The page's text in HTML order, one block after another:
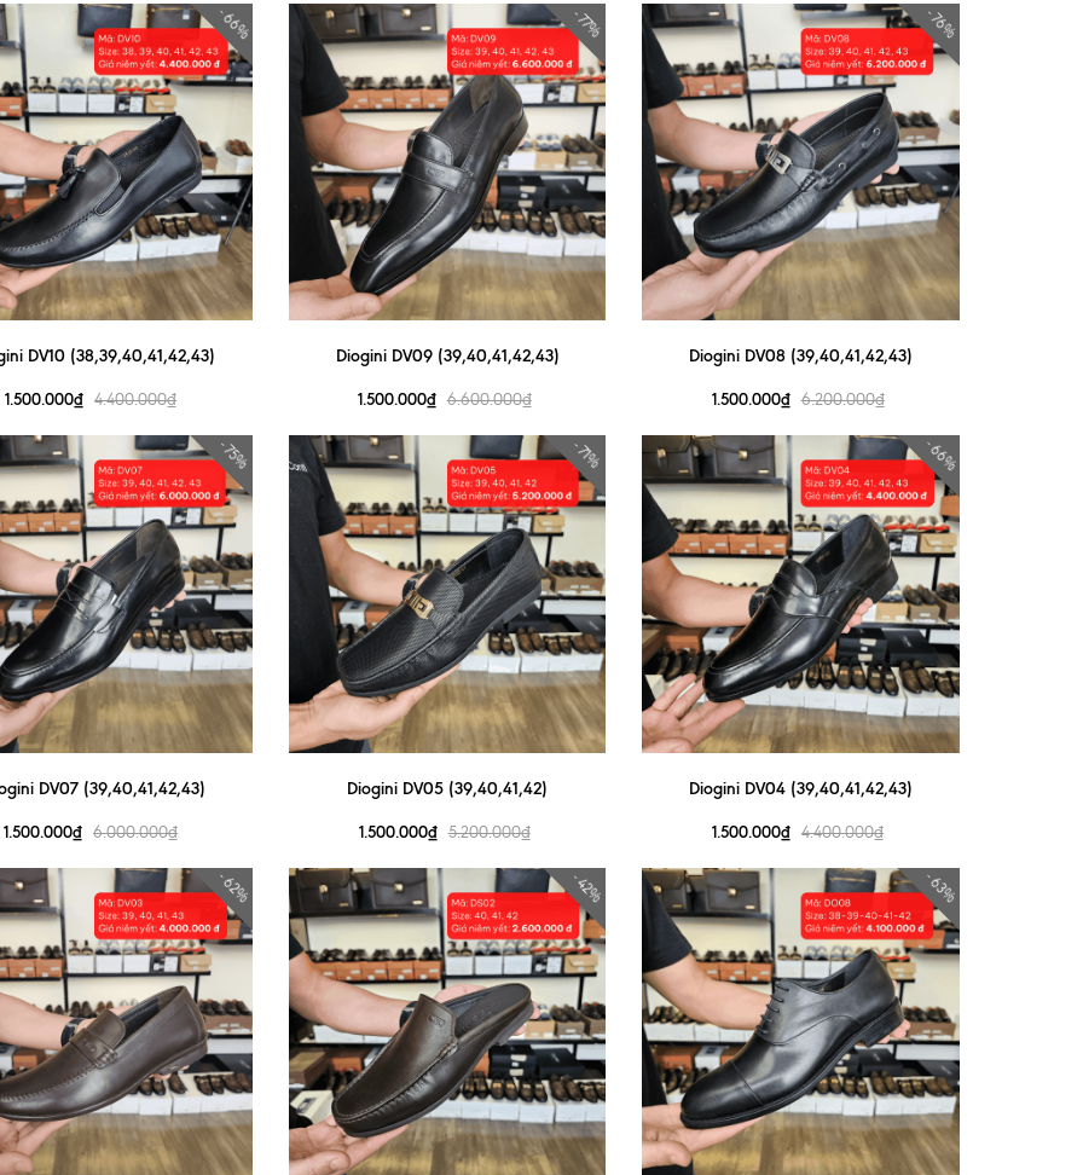
- 66%
DV10 (38,39,40,41,42,43)
1.500.000₫ 4.400.000₫
- 77%
Diogini DV09 (39,40,41,42,43)
1.500.000₫ 6.600.000₫
- 76%
Diogini DV08 (39,40,41,42,43)
1.500.000₫ 6.200.000₫
- 75%
DV07 (39,40,41,42,43)
1.500.000₫ 6.000.000₫
- 71%
Diogini DV05 (39,40,41,42)
1.500.000₫ 5.200.000₫
- 66%
Diogini DV04 (39,40,41,42,43)
1.500.000₫ 4.400.000₫
- 62% - 42% - 63%